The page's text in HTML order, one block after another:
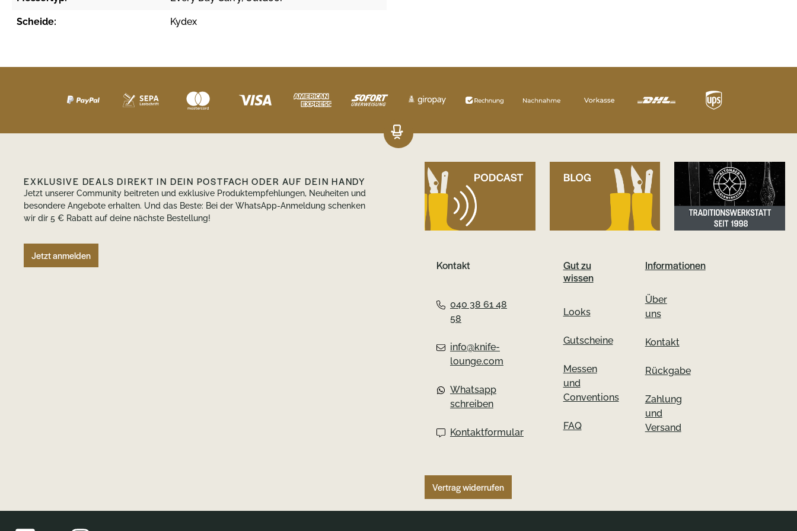
Scheide: Kydex
EXKLUSIVE DEALS DIREKT IN DEIN POSTFACH ODER AUF DEIN HANDY
Jetzt unserer Community beitreten und exklusive Produktempfehlungen, Neuheiten und
besondere Angebote erhalten. Und das Beste: Bei der WhatsApp-Anmeldung schenken
wir dir 5 € Rabatt auf deine nächste Bestellung!
Jetzt anmelden
Kontakt
040 38 61 48
58
info@knife-
lounge.com
Whatsapp
schreiben
Kontaktformular
Vertrag widerrufen
Gut zu
wissen
Looks
Gutscheine
Messen
und
Conventions
FAQ
Informationen
Über
uns
Kontakt
Rückgabe
Zahlung
und
Versand